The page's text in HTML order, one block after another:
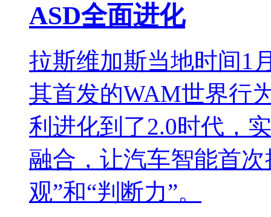
ASD全面进化
拉斯维加斯当地时间1
其首发的WAM世界行
利进化到了2.0时代，
融合，让汽车智能首
观”和“判断力”。